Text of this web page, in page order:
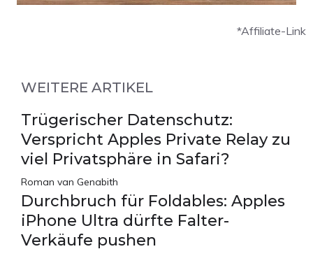
*Affiliate-Link
WEITERE ARTIKEL
Trügerischer Datenschutz:
Verspricht Apples Private Relay zu
viel Privatsphäre in Safari?
Roman van Genabith
Durchbruch für Foldables: Apples
iPhone Ultra dürfte Falter-
Verkäufe pushen